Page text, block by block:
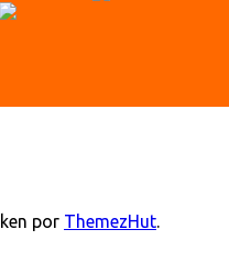
por ThemezHut.